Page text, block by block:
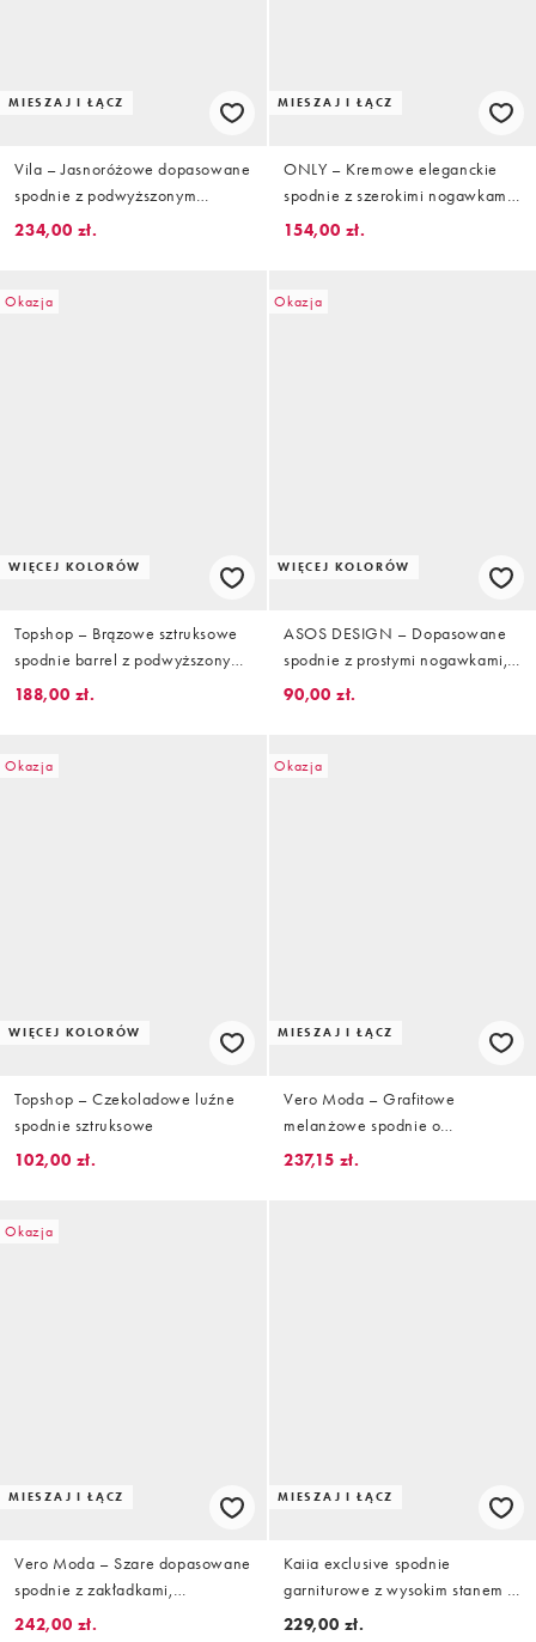
MIESZAJ I ŁĄCZ
Vila – Jasnoróżowe dopasowane
spodnie z podwyższonym
stanem, część zestawu
234,00 zł.
MIESZAJ I ŁĄCZ
ONLY – Kremowe eleganckie
spodnie z szerokimi nogawkami i
podwyższonym stanem, część
154,00 zł.
Okazja
WIĘCEJ KOLORÓW
Topshop – Brązowe sztruksowe
spodnie barrel z podwyższonym
stanem
188,00 zł.
Okazja
WIĘCEJ KOLORÓW
ASOS DESIGN – Dopasowane
spodnie z prostymi nogawkami,
paskiem i podwyższonym stanem
90,00 zł.
Okazja
WIĘCEJ KOLORÓW
Topshop – Czekoladowe luźne
spodnie sztruksowe
102,00 zł.
Okazja
MIESZAJ I ŁĄCZ
Vero Moda – Grafitowe
melanżowe spodnie o
dopasowanym kroju z
237,15 zł.
Okazja
MIESZAJ I ŁĄCZ
Vero Moda – Szare dopasowane
spodnie z zakładkami,
podwyższonym stanem i wzorem
242,00 zł.
MIESZAJ I ŁĄCZ
Kaiia exclusive spodnie
garniturowe z wysokim stanem i
szerokimi nogawkami, część
229,00 zł.